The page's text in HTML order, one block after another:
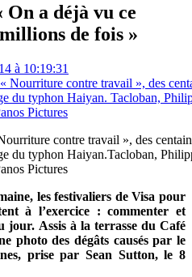
a déjà vu ce
de fois »
à 10:19:31
contre travail », des
du typhon Haiyan.Tacloban,
Pictures
les festivaliers de Visa pour
à l’exercice : commenter et
jour. Assis à la terrasse du Café
photo des dégâts causés par le
prise par Sean Sutton,le 8